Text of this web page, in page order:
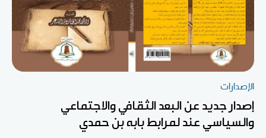
الإصدارات
إصدار جديد عن البعد الثقافي والاجتماعي
والسياسي عند لمرابط بابه بن حمدي